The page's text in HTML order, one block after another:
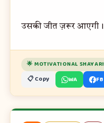
उसकी जीत ज़रूर आएगी।
🌟 MOTIVATIONAL SHAYARI
📋 Copy WA FB